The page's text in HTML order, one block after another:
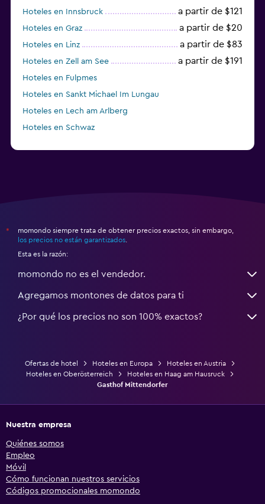
Hoteles en Innsbruck a partir de $121
Hoteles en Graz a partir de $20
Hoteles en Linz a partir de $83
Hoteles en Zell am See a partir de $191
Hoteles en Fulpmes
Hoteles en Sankt Michael Im Lungau
Hoteles en Lech am Arlberg
Hoteles en Schwaz
*
momondo siempre trata de obtener precios exactos, sin embargo,
los precios no están garantizados
Esta es la razón:
momondo no es el vendedor.
Agregamos montones de datos para ti
¿Por qué los precios no son 100% exactos?
Ofertas de hotel Hoteles en Europa
Hoteles en Austria
Hoteles en Oberösterreich
Hoteles en Haag am Hausruck
Gasthof Mittendorfer
Nuestra empresa
Quiénes somos
Empleo
Móvil
Cómo funcionan nuestros servicios
Códigos promocionales momondo